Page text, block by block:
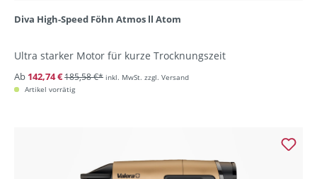
Diva High-Speed Föhn Atmos ll Atom
Ultra starker Motor für kurze Trocknungszeit
Ab 142,74 €185,58 €* inkl. MwSt. zzgl. Versand
Artikel vorrätig